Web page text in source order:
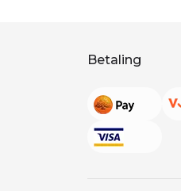
Betaling